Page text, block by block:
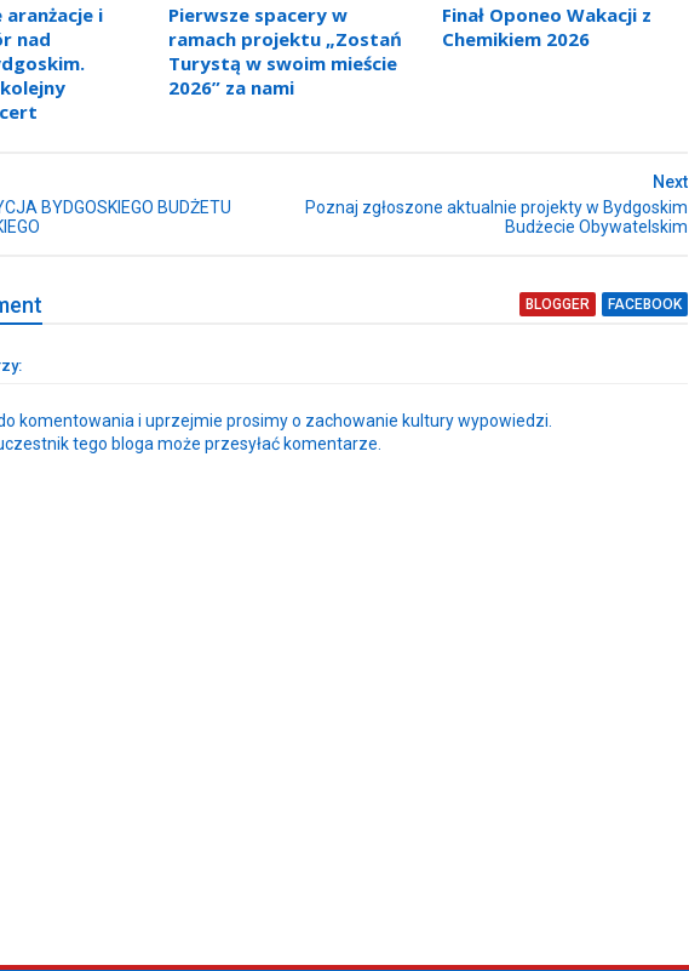
aranżacje i
nad
Pierwsze spacery w
ramach projektu „Zostań
Turystą w swoim mieście
2026” za nami
Finał Oponeo Wakacji z
Chemikiem 2026
Next
Poznaj zgłoszone aktualnie projekty w Bydgoskim
Budżecie Obywatelskim
BYDGOSKIEGO BUDŻETU
BLOGGER FACEBOOK
komentowania i uprzejmie prosimy o zachowanie kultury wypowiedzi.
tego bloga może przesyłać komentarze.